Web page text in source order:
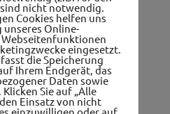
nicht notwendig.
Cookies helfen uns
Online-
eingesetzt.
die Speicherung
Ihrem Endgerät, das
Daten sowie
Sie auf „Alle
Einsatz von nicht
einzuwilligen oder auf